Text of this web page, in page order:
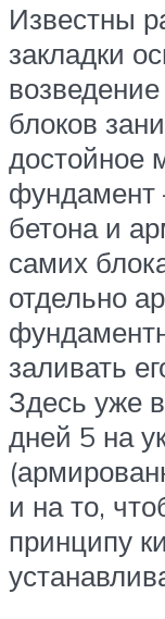
Известны
закладки
блоков
достойное
фундамент
бетона и
самих
отдельно
заливать
Здесь уже
дней 5 на
и на то,
принципу